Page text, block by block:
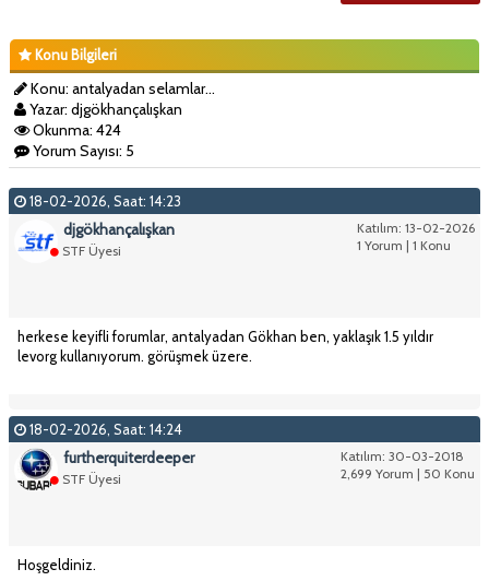
Konu Bilgileri
Konu: antalyadan selamlar...
Yazar: djgökhançalışkan
Okunma: 424
Yorum Sayısı: 5
18-02-2026, Saat: 14:23
Katılım: 13-02-2026
1 Yorum | 1 Konu
djgökhançalışkan
STF Üyesi
herkese keyifli forumlar, antalyadan Gökhan ben, yaklaşık 1.5 yıldır
levorg kullanıyorum. görüşmek üzere.
18-02-2026, Saat: 14:24
Katılım: 30-03-2018
2,699 Yorum | 50 Konu
furtherquiterdeeper
STF Üyesi
Hoşgeldiniz.